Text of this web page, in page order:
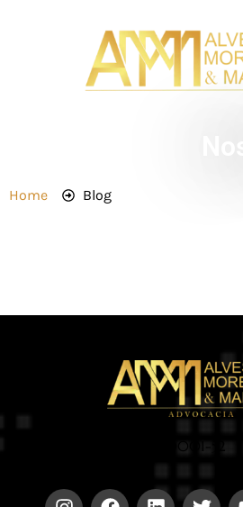
Home Blog
CNPJ 42.579.159/0001-52 |